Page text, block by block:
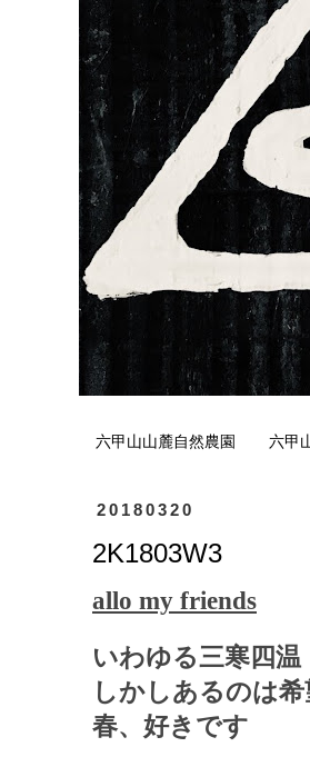
六甲山山麓自然農園 六甲
20180320
2K1803W3
allo my friends
いわゆる三寒四温
しかしあるのは希
春、好きです